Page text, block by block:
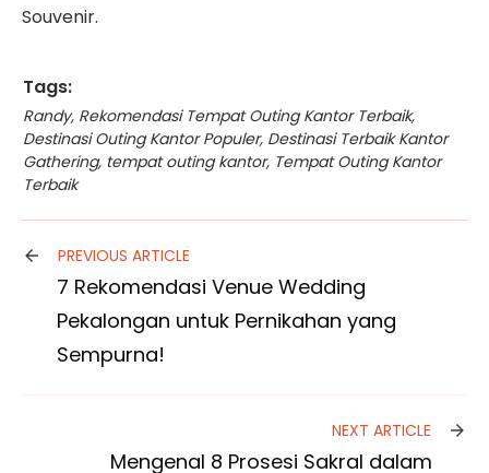
Souvenir.
Tags:
Randy, Rekomendasi Tempat Outing Kantor Terbaik,
Destinasi Outing Kantor Populer, Destinasi Terbaik Kantor
Gathering, tempat outing kantor, Tempat Outing Kantor
Terbaik
PREVIOUS ARTICLE
7 Rekomendasi Venue Wedding
Pekalongan untuk Pernikahan yang
Sempurna!
NEXT ARTICLE
Mengenal 8 Prosesi Sakral dalam